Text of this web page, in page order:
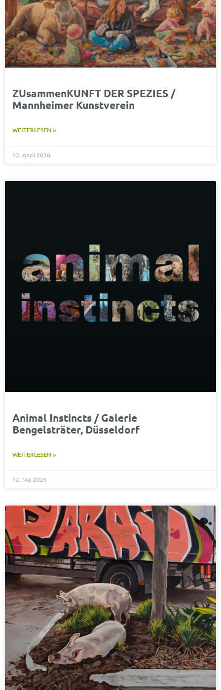
ZUsammenKUNFT DER SPEZIES /
Mannheimer Kunstverein
WEITERLESEN »
13. April 2026
Animal Instincts / Galerie
Bengelsträter, Düsseldorf
WEITERLESEN »
12. Mai 2026